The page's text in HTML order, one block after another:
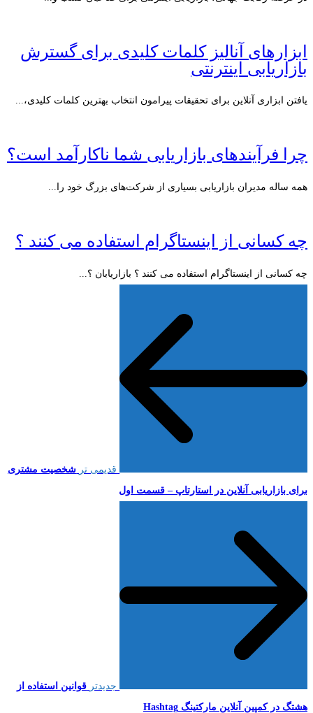
ابزارهای آنالیز کلمات کلیدی برای گسترش
بازاریابی اینترنتی
یافتن ابزاری آنلاین برای تحقیقات پیرامون انتخاب بهترین کلمات کلیدی،...
چرا فرآیندهای بازاریابی شما ناکارآمد است؟
همه ساله مدیران بازاریابی بسیاری از شرکت‌های بزرگ خود را...
چه کسانی از اینستاگرام استفاده می کنند ؟
چه کسانی از اینستاگرام استفاده می کنند ؟ بازاریابان ؟...
قدیمی تر شخصیت مشتری
برای بازاریابی آنلاین در استارتاپ​ – قسمت اول
جدیدتر قوانین استفاده از
هشتگ در کمپین آنلاین مارکتینگ Hashtag